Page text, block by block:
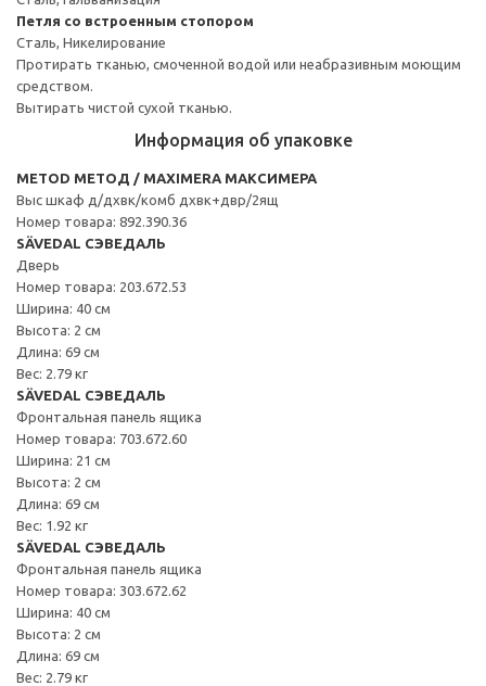
Петля со встроенным стопором
Сталь, Никелирование
Протирать тканью, смоченной водой или неабразивным моющим
средством.
Вытирать чистой сухой тканью.
Информация об упаковке
METOD МЕТОД / MAXIMERA МАКСИМЕРА
Выс шкаф д/дхвк/комб дхвк+двр/2ящ
Номер товара: 892.390.36
SÄVEDAL СЭВЕДАЛЬ
Дверь
Номер товара: 203.672.53
Ширина: 40 см
Высота: 2 см
Длина: 69 см
Вес: 2.79 кг
SÄVEDAL СЭВЕДАЛЬ
Фронтальная панель ящика
Номер товара: 703.672.60
Ширина: 21 см
Высота: 2 см
Длина: 69 см
Вес: 1.92 кг
SÄVEDAL СЭВЕДАЛЬ
Фронтальная панель ящика
Номер товара: 303.672.62
Ширина: 40 см
Высота: 2 см
Длина: 69 см
Вес: 2.79 кг